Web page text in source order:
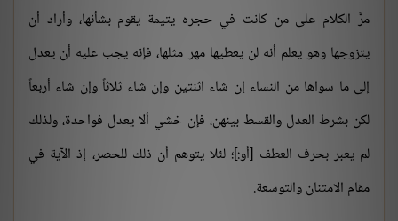
مر الكلام على من كانت في حجره يتيمة يقوم بشأنها، وأراد أن
يتزوجها وهو يعلم أنه لن يعطيها مهر مثلها، فإنه يجب عليه أن يعدل
إلى ما سواها من النساء إن شاء اثنتين وإن شاء ثلاثاً وإن شاء أربعاً
لكن بشرط العدل والقسط بينهن، فإن خشي ألا يعدل فواحدة، ولذلك
لم يعبر بحرف العطف [أو:]؛ لئلا يتوهم أن ذلك للحصر، إذ الآية في
مقام الامتنان والتوسعة.